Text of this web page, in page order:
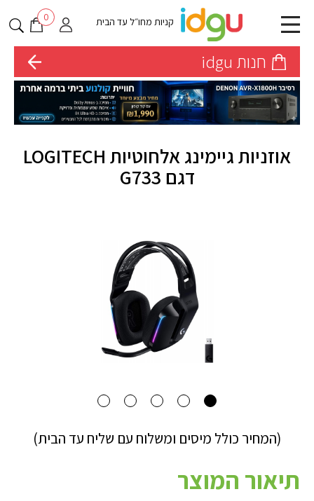
קניות מחו״ל עד הבית 0
חנות idgu
אוזניות גיימינג אלחוטיות LOGITECH
דגם G733
(המחיר כולל מיסים ומשלוח עם שליח עד הבית)
תיאור המוצר